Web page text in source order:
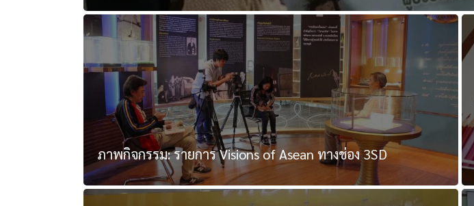
ภาพกิจกรรม: รายการ Visions of Asean ทางช่อง 3SD